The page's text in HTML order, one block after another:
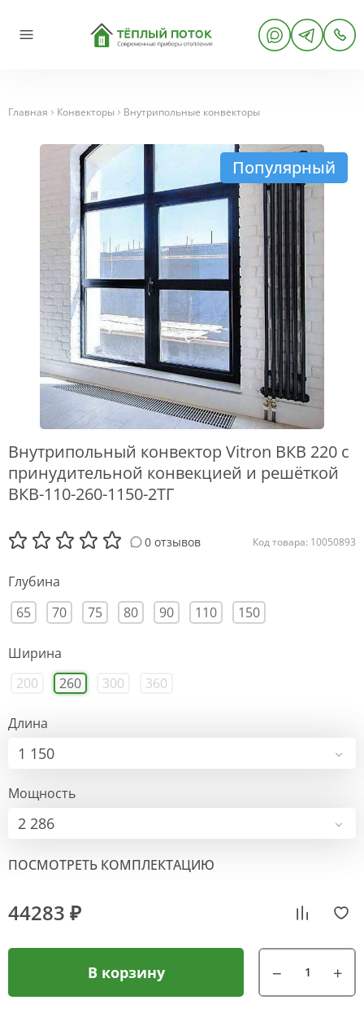
Главная Конвекторы Внутрипольные конвекторы
Популярный
Внутрипольный конвектор Vitron ВКВ 220 с
принудительной конвекцией и решёткой
ВКВ-110-260-1150-2ТГ
0 отзывов Код товара: 10050893
Глубина
65
70 75 80 90 110 150
Ширина
200
260 300 360
Длина
1 150
Мощность
2 286
ПОСМОТРЕТЬ КОМПЛЕКТАЦИЮ
44283 ₽
В корзину